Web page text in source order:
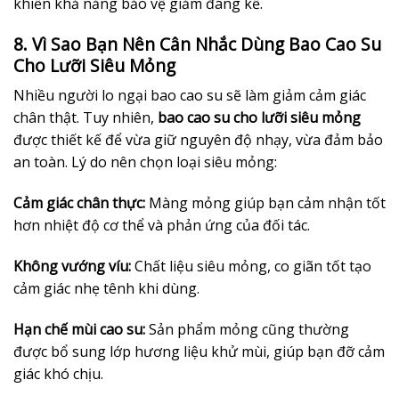
8. Vì Sao Bạn Nên Cân Nhắc Dùng Bao Cao Su
Cho Lưỡi Siêu Mỏng
Nhiều người lo ngại bao cao su sẽ làm giảm cảm giác
chân thật. Tuy nhiên, bao cao su cho lưỡi siêu mỏng
được thiết kế để vừa giữ nguyên độ nhạy, vừa đảm bảo
an toàn. Lý do nên chọn loại siêu mỏng:
Cảm giác chân thực: Màng mỏng giúp bạn cảm nhận tốt
hơn nhiệt độ cơ thể và phản ứng của đối tác.
Không vướng víu:Chất liệu siêu mỏng, co giãn tốt tạo
cảm giác nhẹ tênh khi dùng.
Hạn chế mùi cao su:Sản phẩm mỏng cũng thường
được bổ sung lớp hương liệu khử mùi, giúp bạn đỡ cảm
giác khó chịu.